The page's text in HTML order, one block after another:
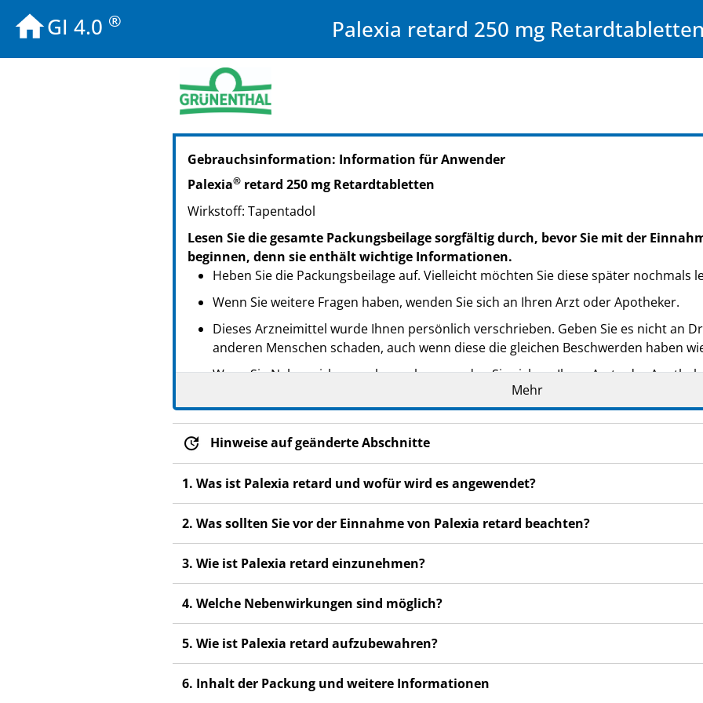
GI 4.0 ® Palexia retard 250 mg Retardtabletten
PZN: 06809352
PPN: 110680935276
PZN: 11539222
PZN: 11539239
PPN: 111153923909
Gebrauchsinformation: Information für Anwender
Palexia® retard 250 mg Retardtabletten
Wirkstoff: Tapentadol
Lesen Sie die gesamte Packungsbeilage sorgfältig durch, bevor Sie mit der
beginnen, denn sie enthält wichtige Informationen.
Heben Sie die Packungsbeilage auf. Vielleicht möchten Sie diese später nochmals
Wenn Sie weitere Fragen haben, wenden Sie sich an Ihren Arzt oder Apotheker.
Dieses Arzneimittel wurde Ihnen persönlich verschrieben. Geben Sie es nicht an
anderen Menschen schaden, auch wenn diese die gleichen Beschwerden haben
Wenn Sie Nebenwirkungen bemerken, wenden Sie sich an Ihren Arzt oder
Nebenwirkungen, die nicht in dieser Packungsbeilage angegeben sind. Siehe
Mehr
Hinweise auf geänderte Abschnitte
1. Was ist Palexia retard und wofür wird es angewendet?
2. Was sollten Sie vor der Einnahme von Palexia retard beachten?
3. Wie ist Palexia retard einzunehmen?
4. Welche Nebenwirkungen sind möglich?
5. Wie ist Palexia retard aufzubewahren?
6. Inhalt der Packung und weitere Informationen